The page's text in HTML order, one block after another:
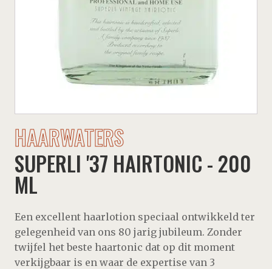
HAARWATERS
SUPERLI '37 HAIRTONIC - 200
ML
Een excellent haarlotion speciaal ontwikkeld ter
gelegenheid van ons 80 jarig jubileum. Zonder
twijfel het beste haartonic dat op dit moment
verkijgbaar is en waar de expertise van 3